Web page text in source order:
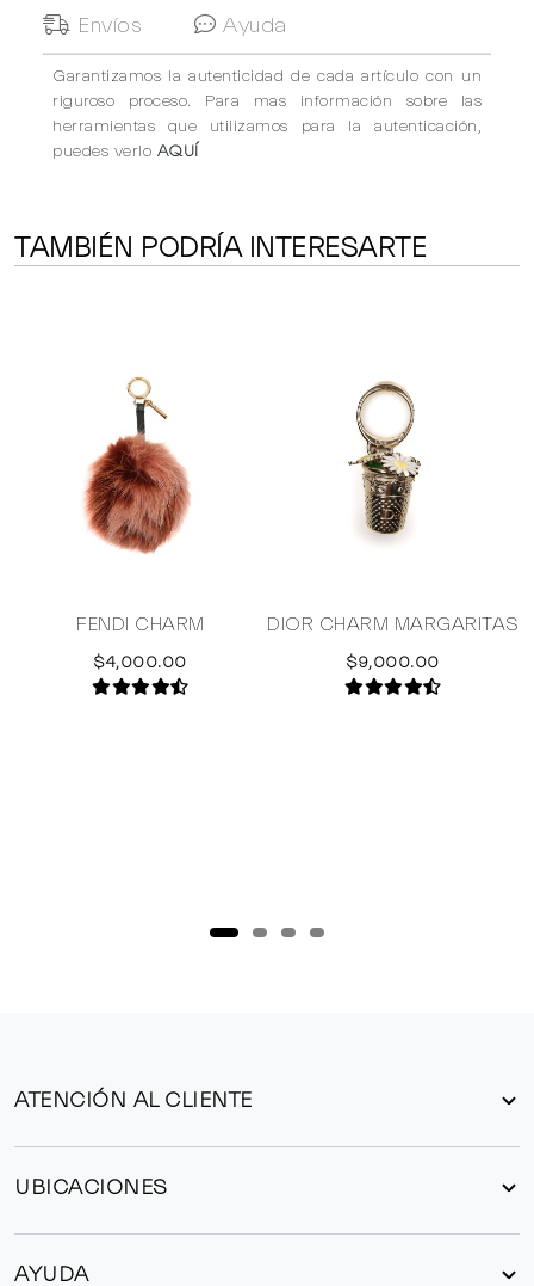
Envíos
Ayuda
Garantizamos la autenticidad de cada artículo con un
riguroso proceso. Para mas información sobre las
herramientas que utilizamos para la autenticación,
puedes verlo AQUÍ
TAMBIÉN PODRÍA INTERESARTE
FENDI CHARM
$4,000.00
DIOR CHARM MARGARITAS
$9,000.00
ATENCIÓN AL CLIENTE
UBICACIONES
AYUDA